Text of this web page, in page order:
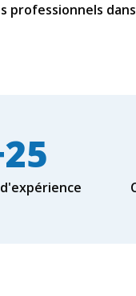
professionnels
25